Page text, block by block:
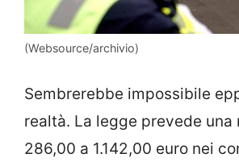
(Websource/archivio)
Sembrerebbe impossibile
realtà. La legge prevede una
286,00 a 1.142,00 euro nei